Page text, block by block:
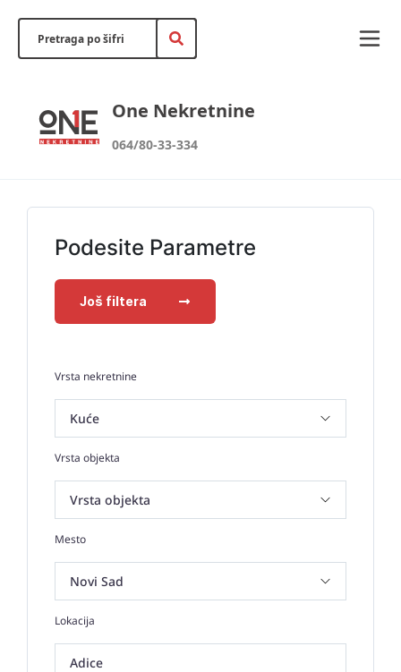
One Nekretnine
064/80-33-334
Podesite Parametre
Još filtera
Vrsta nekretnine
Vrsta objekta
Mesto
Lokacija
Adice